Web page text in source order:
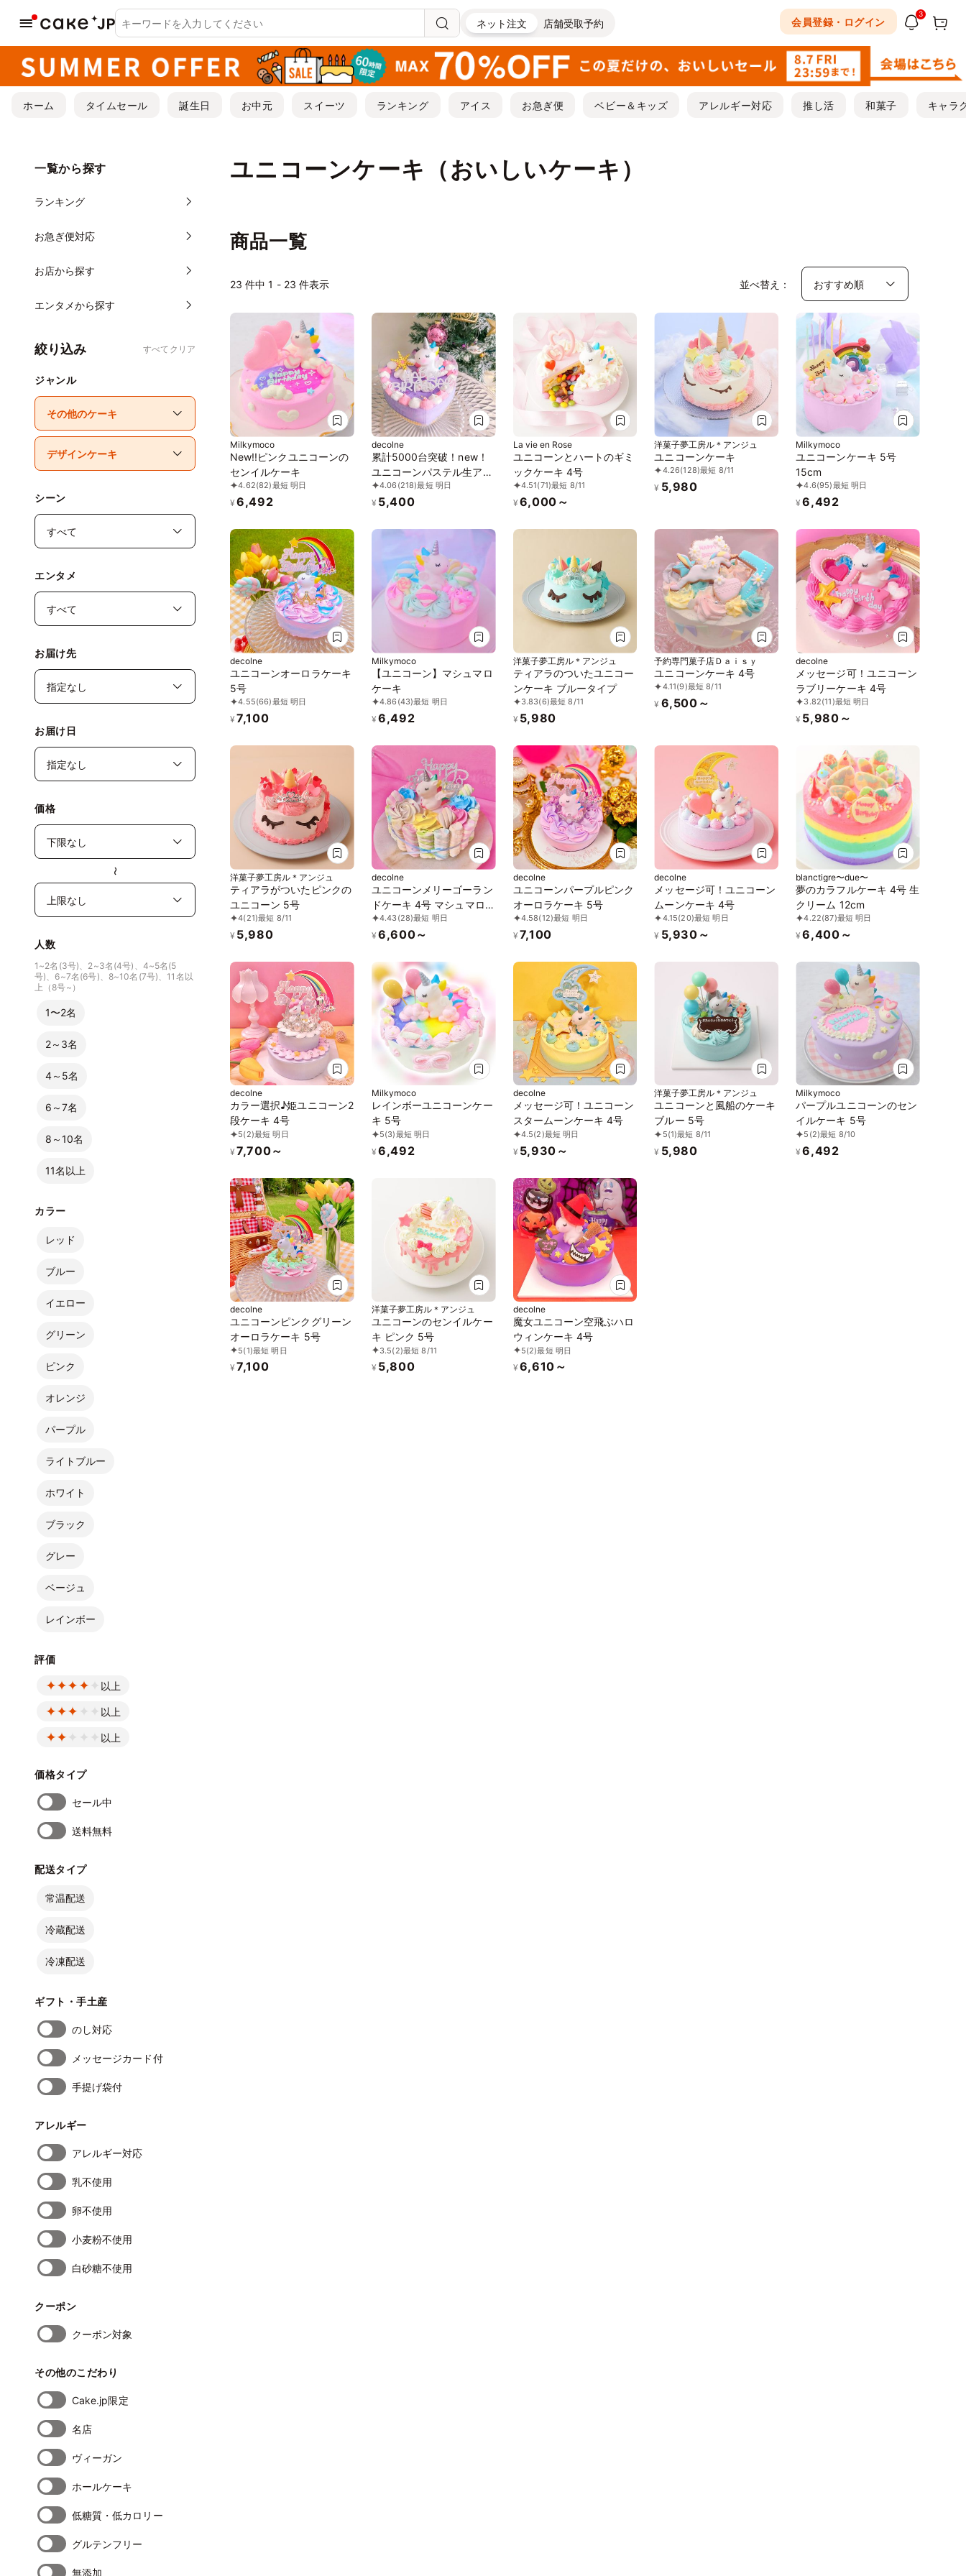
ネット注文 店舗受取予約 会員登録・ログイン
3
ホーム タイムセール 誕生日 お中元 スイーツ ランキング アイス お急ぎ便 ベビー＆キッズ アレルギー対応 推し活 和菓子 キャラ
ユニコーンケーキ（おいしいケーキ）
一覧から探す
ランキング
お急ぎ便対応
お店から探す
エンタメから探す
絞り込み すべてクリア
ジャンル
シーン
エンタメ
お届け先
お届け日
価格
〜
人数
1~2名(3号)、2~3名(4号)、4~5名(5
号)、6~7名(6号)、8~10名(7号)、11名以
上（8号~）
1〜2名
2～3名
4～5名
6～7名
8～10名
11名以上
カラー
レッド
ブルー
イエロー
グリーン
ピンク
オレンジ
パープル
ライトブルー
ホワイト
ブラック
グレー
ベージュ
レインボー
評価
以上
以上
以上
価格タイプ
セール中
送料無料
配送タイプ
常温配送
冷蔵配送
冷凍配送
ギフト・手土産
のし対応
メッセージカード付
手提げ袋付
アレルギー
アレルギー対応
乳不使用
卵不使用
小麦粉不使用
白砂糖不使用
クーポン
クーポン対象
その他のこだわり
Cake.jp限定
名店
ヴィーガン
ホールケーキ
低糖質・低カロリー
グルテンフリー
無添加
商品一覧
23 件中 1 - 23 件表示 並べ替え：
Milkymoco
New!!ピンクユニコーンの
センイルケーキ
4.62(82)最短 明日
¥ 6,492
decolne
累計5000台突破！new！
ユニコーンパステル生アイ
スケーキ
4.06 (218)最短 明日
¥ 5,400
La vie en Rose
ユニコーンとハートのギミ
ックケーキ 4号
4.51(71)最短 8/11
¥ 6,000～
洋菓子夢工房ル＊アンジュ
ユニコーンケーキ
4.26(128)最短 8/11
¥ 5,980
Milkymoco
ユニコーンケーキ 5号
15cm
4.6(95)最短 明日
¥ 6,492
decolne
ユニコーンオーロラケーキ
5号
4.55(66)最短 明日
¥ 7,100
Milkymoco
【ユニコーン】マシュマロ
ケーキ
4.86 (43)最短 明日
¥ 6,492
洋菓子夢工房ル＊アンジュ
ティアラのついたユニコー
ンケーキ ブルータイプ
3.83(6)最短 8/11
¥ 5,980
予約専門菓子店Ｄａｉｓｙ
ユニコーンケーキ 4号
4.11(9)最短 8/11
¥ 6,500～
decolne
メッセージ可！ユニコーン
ラブリーケーキ 4号
3.82(11)最短 明日
¥ 5,980～
洋菓子夢工房ル＊アンジュ
ティアラがついたピンクの
ユニコーン 5号
4(21)最短 8/11
¥ 5,980
decolne
ユニコーンメリーゴーラン
ドケーキ 4号 マシュマロケ
ーキ
4.43 (28)最短 明日
¥ 6,600～
decolne
ユニコーンパープルピンク
オーロラケーキ 5号
4.58(12)最短 明日
¥ 7,100
decolne
メッセージ可！ユニコーン
ムーンケーキ 4号
4.15(20)最短 明日
¥ 5,930～
blanctigre〜due〜
夢のカラフルケーキ 4号 生
クリーム 12cm
4.22(87)最短 明日
¥ 6,400～
decolne
カラー選択♪姫ユニコーン2
段ケーキ 4号
5(2)最短 明日
¥ 7,700～
Milkymoco
レインボーユニコーンケー
キ 5号
5(3)最短 明日
¥ 6,492
decolne
メッセージ可！ユニコーン
スタームーンケーキ 4号
4.5(2)最短 明日
¥ 5,930～
洋菓子夢工房ル＊アンジュ
ユニコーンと風船のケーキ
ブルー 5号
5(1)最短 8/11
¥ 5,980
Milkymoco
パープルユニコーンのセン
イルケーキ 5号
5 (2)最短 8/10
¥ 6,492
decolne
ユニコーンピンクグリーン
オーロラケーキ 5号
5(1)最短 明日
¥ 7,100
洋菓子夢工房ル＊アンジュ
ユニコーンのセンイルケー
キ ピンク 5号
3.5(2)最短 8/11
¥ 5,800
decolne
魔女ユニコーン空飛ぶハロ
ウィンケーキ 4号
5(2)最短 明日
¥ 6,610～